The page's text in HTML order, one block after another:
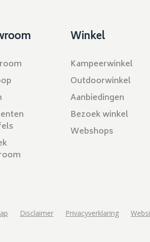
Winkel
Kampeerwinkel
Outdoorwinkel
Aanbiedingen
Bezoek winkel
Webshops
Disclaimer Privacyverklaring